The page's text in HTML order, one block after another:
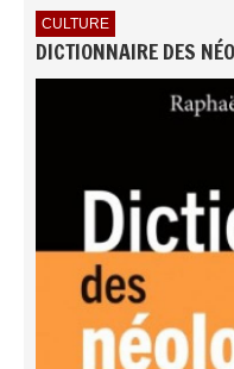
CULTURE
DICTIONNAIRE DES